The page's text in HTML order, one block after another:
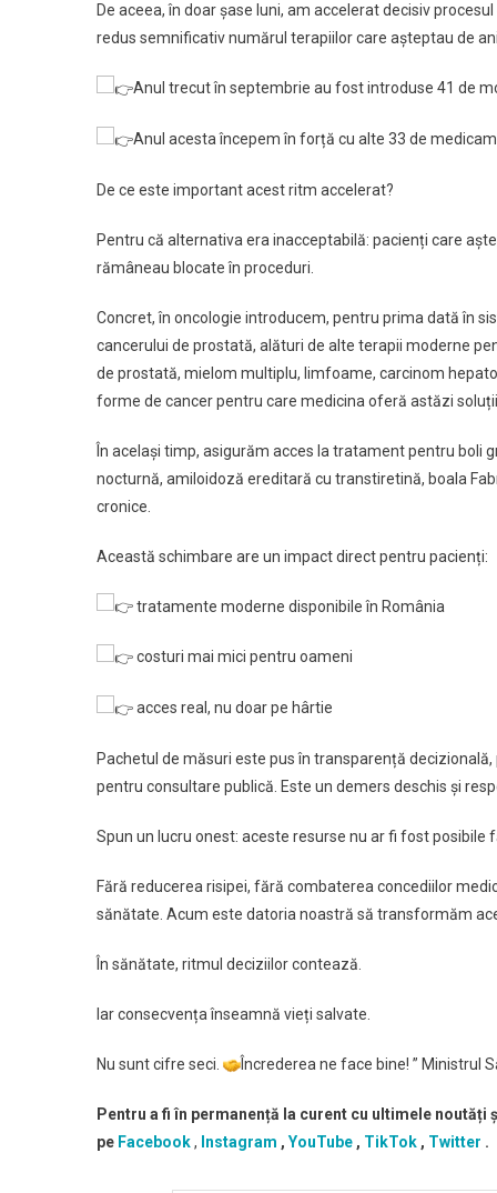
De aceea, în doar șase luni, am accelerat decisiv
redus semnificativ numărul terapiilor care așteptau de
Anul trecut în septembrie au fost introduse 41 de
Anul acesta începem în forță cu alte 33 de
De ce este important acest ritm accelerat?
Pentru că alternativa era inacceptabilă: pacienți care
rămâneau blocate în proceduri.
Concret, în oncologie introducem, pentru prima dată în
cancerului de prostată, alături de alte terapii moderne
de prostată, mielom multiplu, limfoame, carcinom
forme de cancer pentru care medicina oferă astăzi
În același timp, asigurăm acces la tratament pentru boli
nocturnă, amiloidoză ereditară cu transtiretină, boala
cronice.
Această schimbare are un impact direct pentru pacienți:
tratamente moderne disponibile în România
costuri mai mici pentru oameni
acces real, nu doar pe hârtie
Pachetul de măsuri este pus în transparență
pentru consultare publică. Este un demers deschis și
Spun un lucru onest: aceste resurse nu ar fi fost posibile
Fără reducerea risipei, fără combaterea concediilor
sănătate. Acum este datoria noastră să transformăm
În sănătate, ritmul deciziilor contează.
Iar consecvența înseamnă vieți salvate.
Nu sunt cifre seci. Încrederea ne face bine! ” Ministrul
Pentru a fi în permanență la curent cu ultimele
pe Facebook, Instagram , YouTube , TikTok , Twitter .